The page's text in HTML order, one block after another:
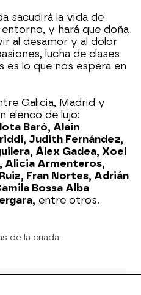
sacudirá la vida de
y hará que doña
al desamor y al dolor
lucha de clases
es lo que nos espera en
Galicia, Madrid y
elenco de lujo:
Baró, Alain
Judith Fernández,
Álex Gadea, Xoel
Alicia Armenteros,
Fran Nortes, Adrián
Bossa Alba
entre otros.
de la criada